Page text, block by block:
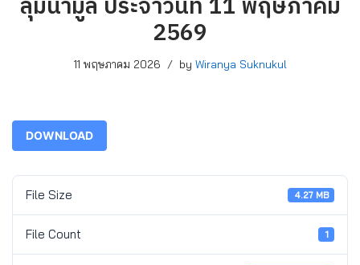
2569
11 พฤษภาคม 2026 by Wiranya Suknukul
DOWNLOAD
File Size 4.27 MB
File Count 1